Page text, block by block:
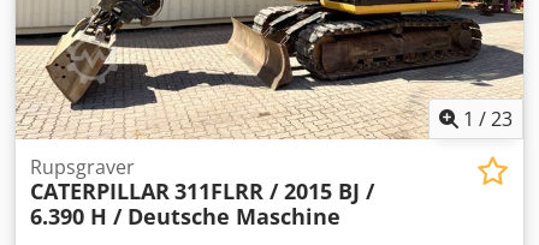
1 /23
Rupsgraver
CATERPILLAR311FLRR / 2015 BJ /
6.390 H / Deutsche Maschine